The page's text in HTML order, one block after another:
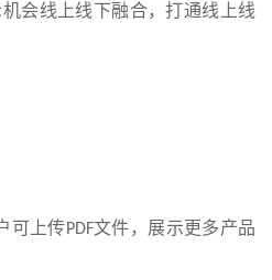
会线上线下融合，打通线上线
可上传PDF文件，展示更多产品